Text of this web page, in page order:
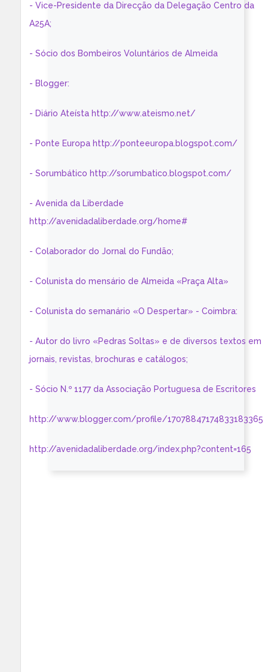
- Vice-Presidente da Direcção da Delegação Centro da
A25A;
- Sócio dos Bombeiros Voluntários de Almeida
- Blogger:
- Diário Ateísta http://www.ateismo.net/
- Ponte Europa http://ponteeuropa.blogspot.com/
- Sorumbático http://sorumbatico.blogspot.com/
- Avenida da Liberdade
http://avenidadaliberdade.org/home#
- Colaborador do Jornal do Fundão;
- Colunista do mensário de Almeida «Praça Alta»
- Colunista do semanário «O Despertar» - Coimbra:
- Autor do livro «Pedras Soltas» e de diversos textos em
jornais, revistas, brochuras e catálogos;
- Sócio N.º 1177 da Associação Portuguesa de Escritores
http://www.blogger.com/profile/17078847174833183365
http://avenidadaliberdade.org/index.php?content=165